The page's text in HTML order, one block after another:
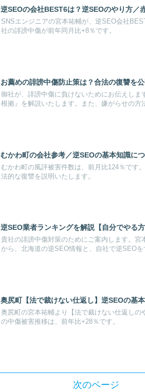
逆SEOの会社BEST6は？逆SEOのやり方／
SNSエンジニアの宮本祐輔が、逆SEO会社
社の誹謗中傷が前年同月比+8％です。
お薦めの誹謗中傷防止策は？合法の復讐を
御社が、誹謗中傷に負けないためにお伝えし
根拠』を解説いたします。また、嫌がらせの方
むかわ町の会社参考／逆SEOの基本知識に
むかわ町の風評被害件数は、前月比124％です
法的な復讐を説明いたします。
逆SEO業者ランキングを解説【自分でやる
貴社の誹謗中傷対策のためにご案内します。
から、北海道の逆SEO情報と、自社で逆SEOを
奥尻町【法で裁けない仕返し】逆SEOの基
奥尻町の宮本祐輔より【法で裁けない仕返しの
の中傷被害推移は、前年比+28％です。
次のページ